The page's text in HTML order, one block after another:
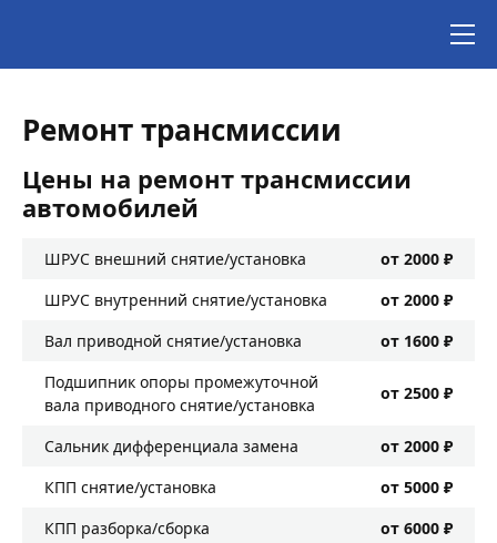
Ремонт трансмиссии
Цены на ремонт трансмиссии
автомобилей
ШРУС внешний снятие/установка
от 2000 ₽
ШРУС внутренний снятие/установка
от 2000 ₽
Вал приводной снятие/установка
от 1600 ₽
Подшипник опоры промежуточной
вала приводного снятие/установка
от 2500 ₽
Сальник дифференциала замена
от 2000 ₽
КПП снятие/установка
от 5000 ₽
КПП разборка/сборка
от 6000 ₽